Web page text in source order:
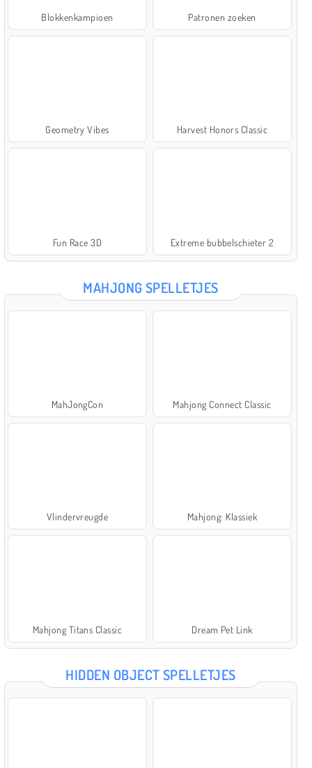
Blokkenkampioen Patronen zoeken
Geometry Vibes Harvest Honors Classic
Fun Race 3D Extreme bubbelschieter 2
MAHJONG SPELLETJES
MahJongCon Mahjong Connect Classic
Vlindervreugde Mahjong: Klassiek
Mahjong Titans Classic Dream Pet Link
HIDDEN OBJECT SPELLETJES